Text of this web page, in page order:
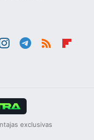
exclusivas